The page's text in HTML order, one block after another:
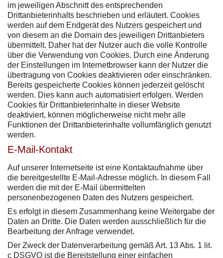
im jeweiligen Abschnitt des entsprechenden
Drittanbieterinhalts beschrieben und erläutert. Cookies
werden auf dem Endgerät des Nutzers gespeichert und
von diesem an die Domain des jeweiligen Drittanbieters
übermittelt. Daher hat der Nutzer auch die volle Kontrolle
über die Verwendung von Cookies. Durch eine Änderung
der Einstellungen im Internetbrowser kann der Nutzer die
übertragung von Cookies deaktivieren oder einschränken.
Bereits gespeicherte Cookies können jederzeit gelöscht
werden. Dies kann auch automatisiert erfolgen. Werden
Cookies für Drittanbieterinhalte in dieser Website
deaktiviert, können möglicherweise nicht mehr alle
Funktionen der Drittanbieterinhalte vollumfänglich genutzt
werden.
E-Mail-Kontakt
Auf unserer Internetseite ist eine Kontaktaufnahme über
die bereitgestellte E-Mail-Adresse möglich. In diesem Fall
werden die mit der E-Mail übermittelten
personenbezogenen Daten des Nutzers gespeichert.
Es erfolgt in diesem Zusammenhang keine Weitergabe der
Daten an Dritte. Die Daten werden ausschließlich für die
Bearbeitung der Anfrage verwendet.
Der Zweck der Datenverarbeitung gemäß Art. 13 Abs. 1 lit.
c DSGVO ist die Bereitstellung einer einfachen